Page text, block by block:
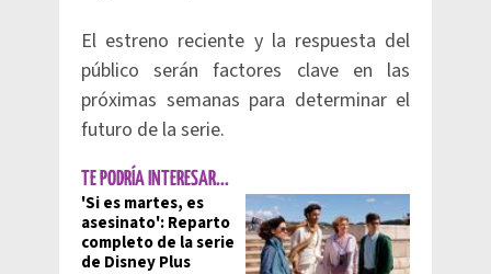
El estreno reciente y la respuesta del
público serán factores clave en las
próximas semanas para determinar el
futuro de la serie.
TE PODRÍA INTERESAR...
'Si es martes, es
asesinato': Reparto
completo de la serie
de Disney Plus